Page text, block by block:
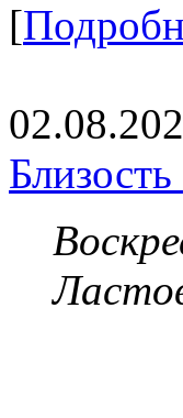
[